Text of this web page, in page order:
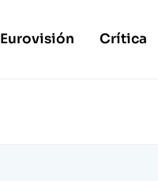
Eurovisión Crítica